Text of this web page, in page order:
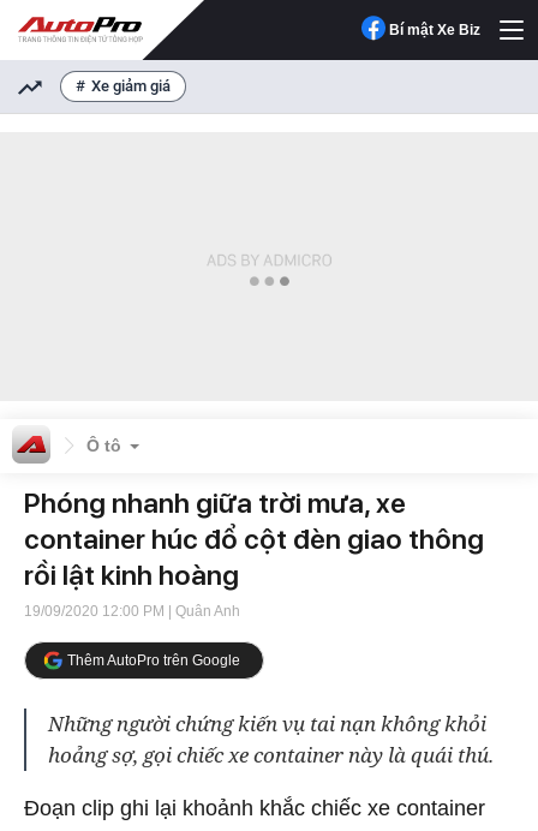
Bí mật Xe Biz
Xe giảm giá
Ô tô
Phóng nhanh giữa trời mưa, xe
container húc đổ cột đèn giao thông
rồi lật kinh hoàng
19/09/2020 12:00 PM | Quân Anh
Thêm AutoPro trên Google
Những người chứng kiến vụ tai nạn không khỏi
hoảng sợ, gọi chiếc xe container này là quái thú.
Đoạn clip ghi lại khoảnh khắc chiếc xe container